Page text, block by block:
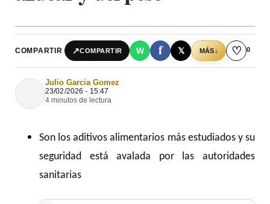
COMPARTIR ↗COMPARTIR W f 𝕏 MÁS↓ ♡ 0
Julio Garcia Gomez
23/02/2026 - 15:47
4 minutos de lectura
Son los aditivos alimentarios más estudiados y su
seguridad está avalada por las autoridades
sanitarias